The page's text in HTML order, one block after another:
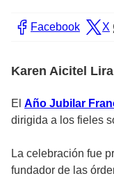
Facebook X
Karen Aicitel Lira
El Año Jubilar
dirigida a los fieles
La celebración fue
fundador de las